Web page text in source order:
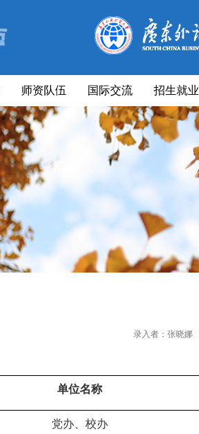
师资队伍 国际交流 招生就业
录入者：张晓娜
单位名称
党办、校办